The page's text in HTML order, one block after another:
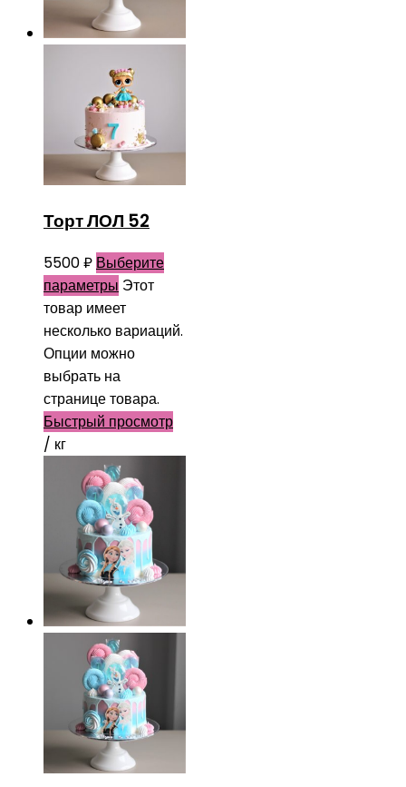
Торт ЛОЛ 52
5500₽ Выберите
параметры Этот
товар имеет
несколько вариаций.
Опции можно
выбрать на
странице товара.
Быстрый просмотр
/ кг